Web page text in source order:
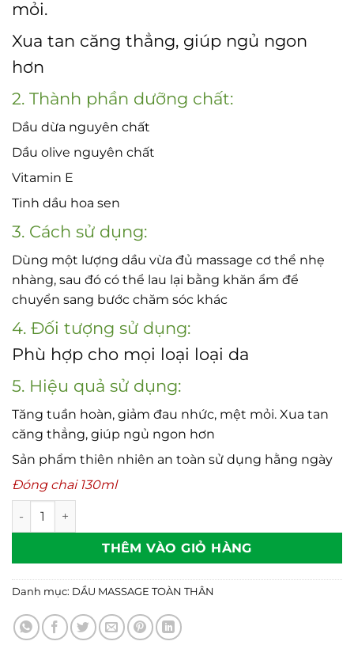
mỏi.
Xua tan căng thẳng, giúp ngủ ngon
hơn
2. Thành phần dưỡng chất:
Dầu dừa nguyên chất
Dầu olive nguyên chất
Vitamin E
Tinh dầu hoa sen
3. Cách sử dụng:
Dùng một lượng dầu vừa đủ massage cơ thể nhẹ
nhàng, sau đó có thể lau lại bằng khăn ẩm để
chuyển sang bước chăm sóc khác
4. Đối tượng sử dụng:
Phù hợp cho mọi loại loại da
5. Hiệu quả sử dụng:
Tăng tuần hoàn, giảm đau nhức, mệt mỏi. Xua tan
căng thẳng, giúp ngủ ngon hơn
Sản phẩm thiên nhiên an toàn sử dụng hằng ngày
Đóng chai 130ml
Dầu massage toàn thân Hoa Sen Lotus số lượng
THÊM VÀO GIỎ HÀNG
Danh mục: DẦU MASSAGE TOÀN THÂN